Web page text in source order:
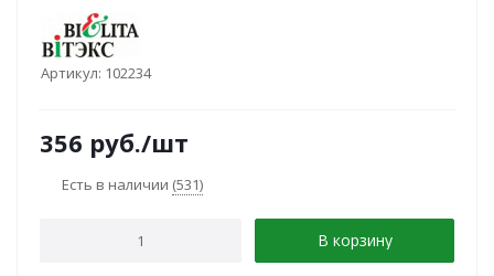
Артикул: 102234
356 руб./шт
Есть в наличии (531)
В корзину